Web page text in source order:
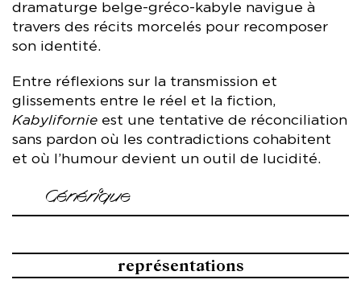
dramaturge belge-gréco-kabyle navigue à
travers des récits morcelés pour recomposer
son identité.
Entre réflexions sur la transmission et
glissements entre le réel et la fiction,
Kabylifornie est une tentative de réconciliation
sans pardon où les contradictions cohabitent
et où l’humour devient un outil de lucidité.
Générique
Collaboration artistique et assistanat Lorena Spindler &
représentations